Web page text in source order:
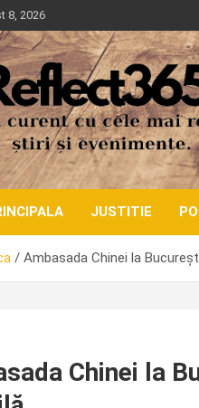
8, 2026
JUSTITIE
Ambasada Chinei la
Chinei la